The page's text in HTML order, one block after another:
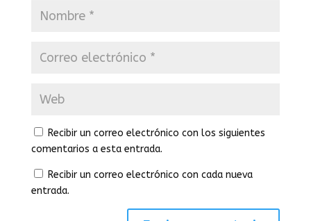
Recibir un correo electrónico con los siguientes
comentarios a esta entrada.
Recibir un correo electrónico con cada nueva
entrada.